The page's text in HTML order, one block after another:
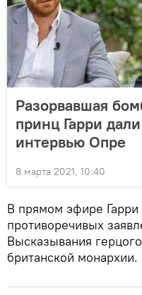
Разорвавшая
принц Гарри
интервью Опре
8 марта 2021, 10:40
В прямом эфире
противоречивых
Высказывания
британской монархии.